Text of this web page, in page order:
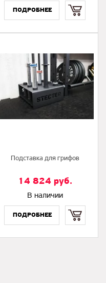
Подставка для грифов
14 824 руб.
В наличии